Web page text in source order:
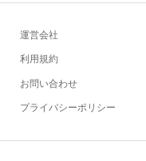
運営会社
利用規約
お問い合わせ
プライバシーポリシー